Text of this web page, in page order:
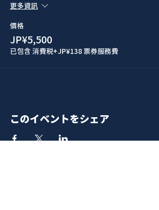
更多資訊
價格
JP¥5,500
已包含 消費税+JP¥138 票券服務費
このイベントをシェア